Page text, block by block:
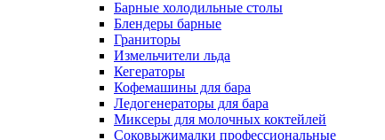
Барные холодильные столы
Блендеры барные
Граниторы
Измельчители льда
Кегераторы
Кофемашины для бара
Ледогенераторы для бара
Миксеры для молочных коктейлей
Соковыжималки профессиональные